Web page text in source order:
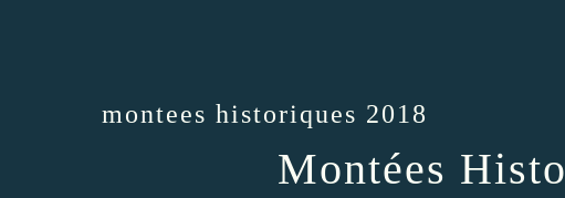
montees historiques 2018
Montées